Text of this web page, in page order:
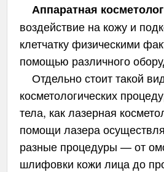
Аппаратная
воздействие на кожу и
клетчатку физическими
помощью различного
Отдельно стоит такой
косметологических
тела, как лазерная
помощи лазера
разные процедуры — от
шлифовки кожи лица до